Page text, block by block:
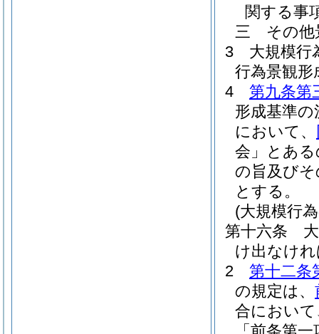
関する事
三
その
3
大規模行
行為景観
4
第九条第
形成基準
において、
会」とあ
の旨及び
とする。
(大規模行
第十六条
け出なけ
2
第十二条
の規定は、
合において